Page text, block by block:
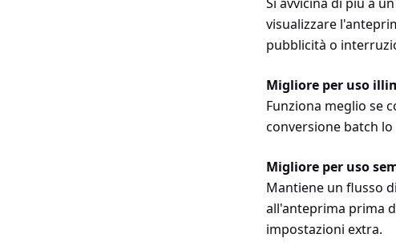
visualizzare
pubblicità o
Migliore per uso
Funziona meglio se
conversione batch
Migliore per uso
Mantiene un flusso
all'anteprima prima
impostazioni extra.